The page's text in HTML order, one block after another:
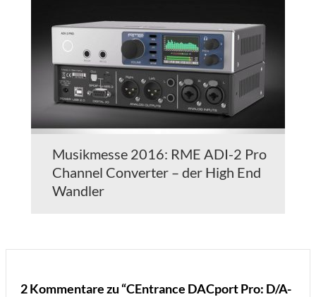
Musikmesse 2016: RME ADI-2 Pro
Channel Converter – der High End
Wandler
2 Kommentare zu “CEntrance DACport Pro: D/A-